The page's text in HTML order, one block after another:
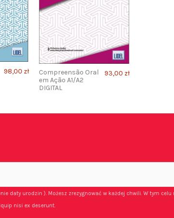
98,00 zł
Compreensão Oral
em Ação A1/A2
DIGITAL
93,00 zł
daty urodzin ). Możesz zrezygnować w każdej chwili. W tym
nisi ex deserunt.